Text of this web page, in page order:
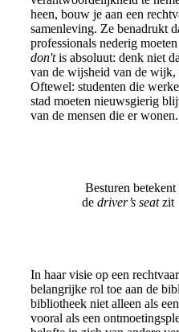
heen, bouw je aan een
samenleving. Ze benadrukt
professionals nederig
don'tis absoluut: denk niet
van de wijsheid van de wijk,
Oftewel: studenten die
stad moeten nieuwsgierig
van de mensen die er wonen.
Besturen
dedriver’s seatzit
In haar visie op een
belangrijke rol toe aan de
bibliotheek niet alleen als
vooral als een